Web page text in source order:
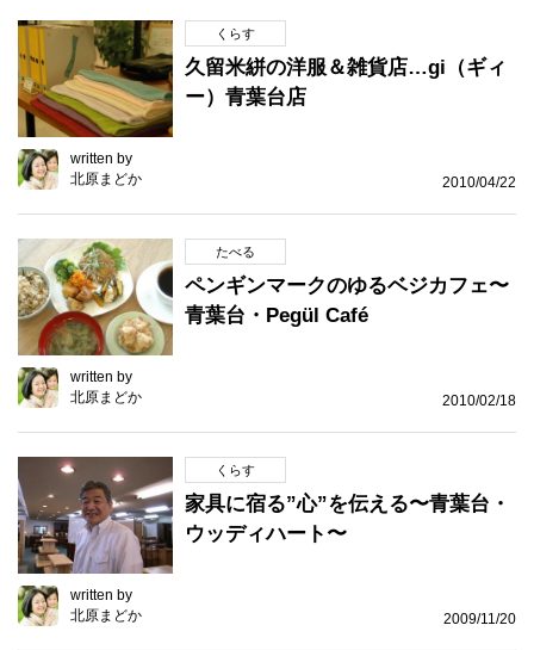
くらす
久留米絣の洋服＆雑貨店…gi（ギィ
ー）青葉台店
written by
北原まどか
2010/04/22
たべる
ペンギンマークのゆるベジカフェ〜
青葉台・Pegül Café
written by
北原まどか
2010/02/18
くらす
家具に宿る”心”を伝える〜青葉台・
ウッディハート〜
written by
北原まどか
2009/11/20